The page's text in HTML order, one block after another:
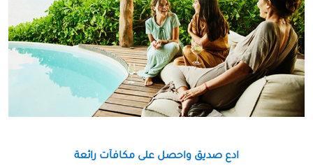
ادع صديق واحصل على مكافآت رائعة